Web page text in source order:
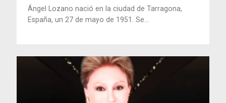
Ángel Lozano nació en la ciudad de Tarragona,
España, un 27 de mayo de 1951. Se...